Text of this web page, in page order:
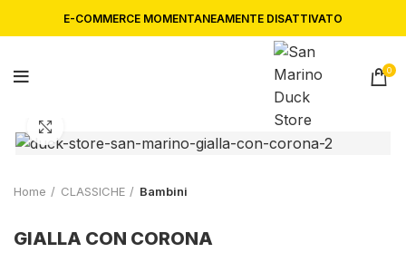
0
Home CLASSICHE Bambini
GIALLA CON CORONA
E-COMMERCE MOMENTANEAMENTE DISATTIVATO